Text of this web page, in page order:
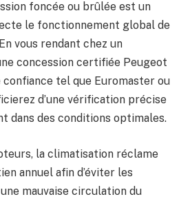
foncée ou brûlée est un
le fonctionnement global de
vous rendant chez un
concession certifiée Peugeot
confiance tel que Euromaster ou
d’une vérification précise
dans des conditions optimales.
la climatisation réclame
annuel afin d’éviter les
mauvaise circulation du